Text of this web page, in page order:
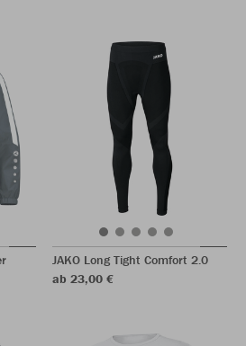
JAKO Long Tight Comfort 2.0
ab 23,00 €